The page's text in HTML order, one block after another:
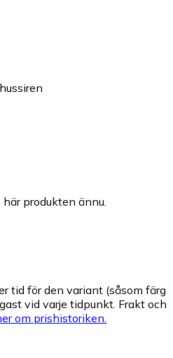
produkten ännu.
tid för den variant (såsom färg
vid varje tidpunkt. Frakt och
om prishistoriken.